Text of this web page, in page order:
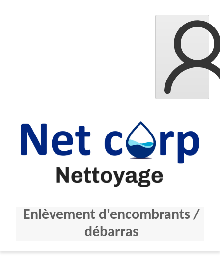
Enlèvement d'encombrants /
débarras